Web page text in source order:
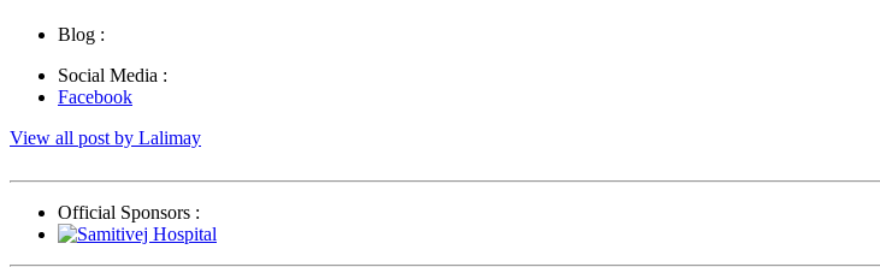
Blog :
Social Media :
Facebook
View all post by Lalimay
Official Sponsors :